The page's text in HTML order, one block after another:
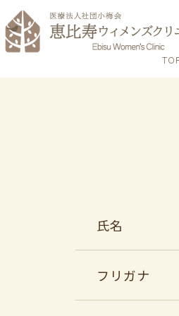
氏名
フリガナ